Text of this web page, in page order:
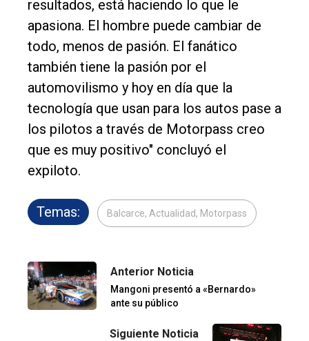
resultados, está haciendo lo que le
apasiona. El hombre puede cambiar de
todo, menos de pasión. El fanático
también tiene la pasión por el
automovilismo y hoy en día que la
tecnología que usan para los autos pase a
los pilotos a través de Motorpass creo
que es muy positivo" concluyó el
expiloto.
Temas: Balcarce, Actualidad, Motorpass
Anterior Noticia
Mangoni presentó a «Bernardo»
ante su público
Siguiente Noticia